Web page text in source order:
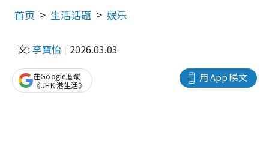
首页 生活话题 娱乐
文: 李寶怡 2026.03.03
用 App 睇文
在Google追蹤
《UHK 港生活》